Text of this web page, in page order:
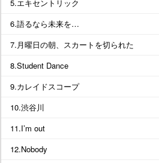
5.エキセントリック
6.語るなら未来を…
7.月曜日の朝、スカートを切られた
8.Student Dance
9.カレイドスコープ
10.渋谷川
11.I’m out
12.Nobody